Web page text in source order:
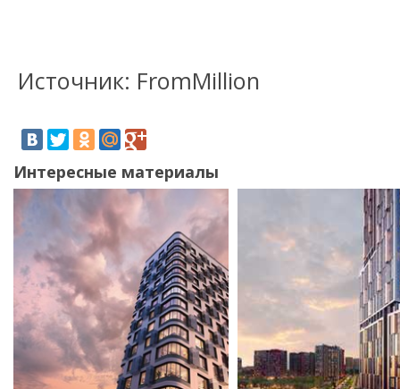
Источник: FromMillion
Интересные материалы